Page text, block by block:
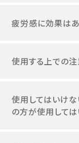
疲労感に効果はあ
使用する上での
使用してはいけな
の方が使用しては